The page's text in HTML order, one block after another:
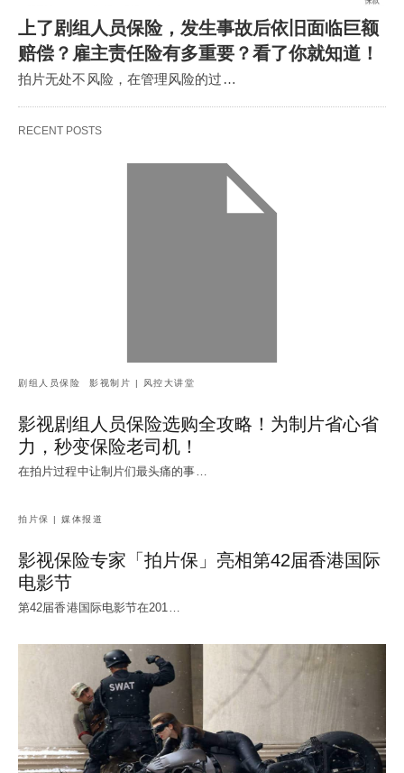
上了剧组人员保险，发生事故后依旧面临巨额
赔偿？雇主责任险有多重要？看了你就知道！
拍片无处不风险，在管理风险的过…
RECENT POSTS
剧组人员保险 影视制片 | 风控大讲堂
影视剧组人员保险选购全攻略！为制片省心省
力，秒变保险老司机！
在拍片过程中让制片们最头痛的事…
拍片保 | 媒体报道
影视保险专家「拍片保」亮相第42届香港国际
电影节
第42届香港国际电影节在201…